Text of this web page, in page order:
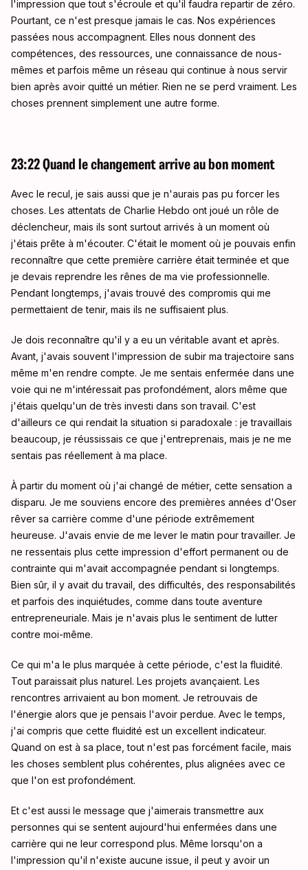
l'impression que tout s'écroule et qu'il faudra repartir de zéro.
Pourtant, ce n'est presque jamais le cas. Nos expériences
passées nous accompagnent. Elles nous donnent des
compétences, des ressources, une connaissance de nous-
mêmes et parfois même un réseau qui continue à nous servir
bien après avoir quitté un métier. Rien ne se perd vraiment. Les
choses prennent simplement une autre forme.
23:22 Quand le changement arrive au bon moment
Avec le recul, je sais aussi que je n'aurais pas pu forcer les
choses. Les attentats de Charlie Hebdo ont joué un rôle de
déclencheur, mais ils sont surtout arrivés à un moment où
j'étais prête à m'écouter. C'était le moment où je pouvais enfin
reconnaître que cette première carrière était terminée et que
je devais reprendre les rênes de ma vie professionnelle.
Pendant longtemps, j'avais trouvé des compromis qui me
permettaient de tenir, mais ils ne suffisaient plus.
Je dois reconnaître qu'il y a eu un véritable avant et après.
Avant, j'avais souvent l'impression de subir ma trajectoire sans
même m'en rendre compte. Je me sentais enfermée dans une
voie qui ne m'intéressait pas profondément, alors même que
j'étais quelqu'un de très investi dans son travail. C'est
d'ailleurs ce qui rendait la situation si paradoxale : je travaillais
beaucoup, je réussissais ce que j'entreprenais, mais je ne me
sentais pas réellement à ma place.
À partir du moment où j'ai changé de métier, cette sensation a
disparu. Je me souviens encore des premières années d'Oser
rêver sa carrière comme d'une période extrêmement
heureuse. J'avais envie de me lever le matin pour travailler. Je
ne ressentais plus cette impression d'effort permanent ou de
contrainte qui m'avait accompagnée pendant si longtemps.
Bien sûr, il y avait du travail, des difficultés, des responsabilités
et parfois des inquiétudes, comme dans toute aventure
entrepreneuriale. Mais je n'avais plus le sentiment de lutter
contre moi-même.
Ce qui m'a le plus marquée à cette période, c'est la fluidité.
Tout paraissait plus naturel. Les projets avançaient. Les
rencontres arrivaient au bon moment. Je retrouvais de
l'énergie alors que je pensais l'avoir perdue. Avec le temps,
j'ai compris que cette fluidité est un excellent indicateur.
Quand on est à sa place, tout n'est pas forcément facile, mais
les choses semblent plus cohérentes, plus alignées avec ce
que l'on est profondément.
Et c'est aussi le message que j'aimerais transmettre aux
personnes qui se sentent aujourd'hui enfermées dans une
carrière qui ne leur correspond plus. Même lorsqu'on a
l'impression qu'il n'existe aucune issue, il peut y avoir un